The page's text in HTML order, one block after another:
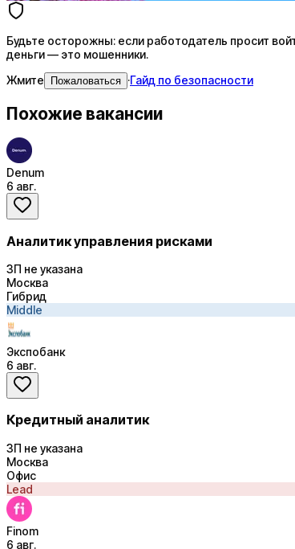
Будьте осторожны: если работодатель просит
деньги — это мошенники.
Жмите
Пожаловаться ·Гайд по безопасности
Похожие вакансии
Denum
6 авг.
Аналитик управления рисками
ЗП не указана
Москва
Гибрид
Middle
Экспобанк
6 авг.
Кредитный аналитик
ЗП не указана
Москва
Офис
Lead
Finom
6 авг.